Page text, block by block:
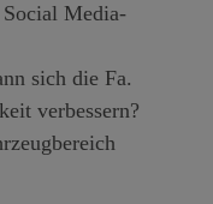
Media-
sich die Fa.
verbessern?